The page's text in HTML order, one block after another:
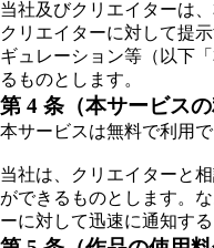
当社及びクリエイターは
クリエイターに対して提
ギュレーション等（以下
るものとします。
第 4 条（本サービスの
本サービスは無料で利用で
当社は、クリエイターと
ができるものとします。
ーに対して迅速に通知す